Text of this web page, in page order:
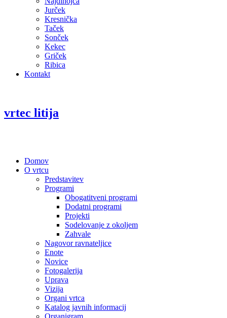
Jurček
Kresnička
Taček
Sonček
Kekec
Griček
Ribica
Kontakt
vrtec litija
Domov
O vrtcu
Predstavitev
Programi
Obogatitveni programi
Dodatni programi
Projekti
Sodelovanje z okoljem
Zahvale
Nagovor ravnateljice
Enote
Novice
Fotogalerija
Uprava
Vizija
Organi vrtca
Katalog javnih informacij